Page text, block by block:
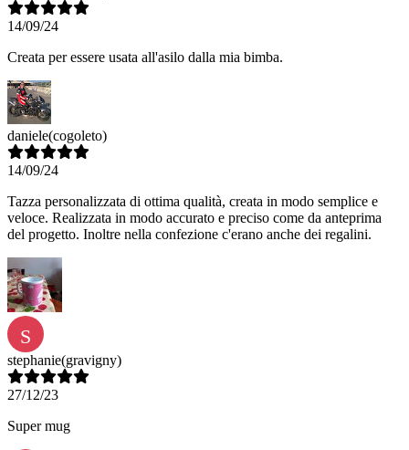
14/09/24
Creata per essere usata all'asilo dalla mia bimba.
daniele(cogoleto)
14/09/24
Tazza personalizzata di ottima qualità, creata in modo semplice e
veloce. Realizzata in modo accurato e preciso come da anteprima
del progetto. Inoltre nella confezione c'erano anche dei regalini.
S
stephanie(gravigny)
27/12/23
Super mug